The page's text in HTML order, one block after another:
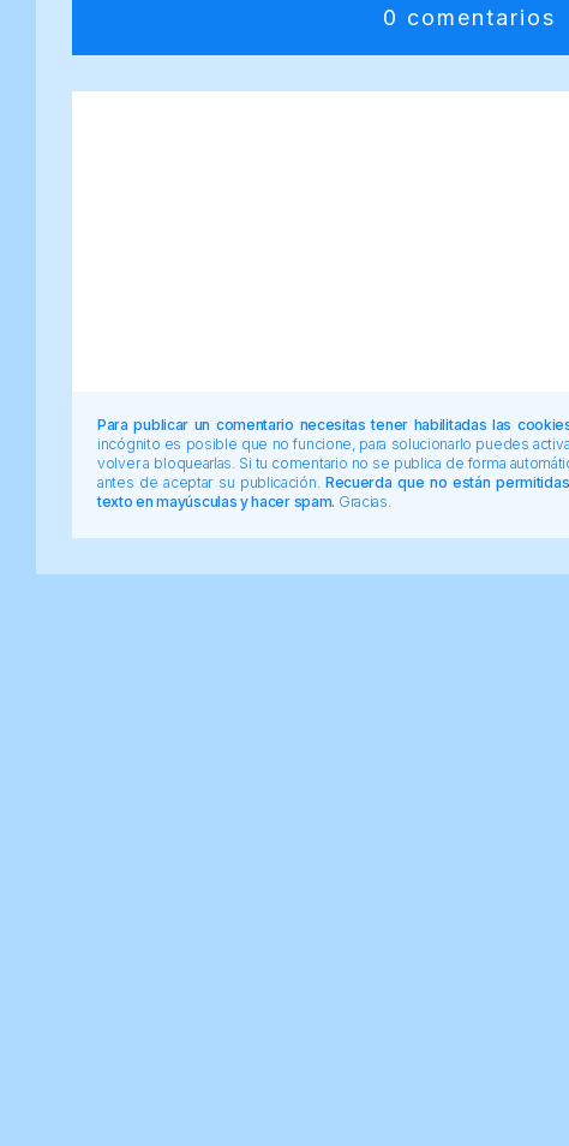
0 comentarios
Para publicar un comentario necesitas tener habilitadas las
incógnito es posible que no funcione, para solucionarlo puedes
volver a bloquearlas. Si tu comentario no se publica de forma
antes de aceptar su publicación. Recuerda que no están
texto en mayúsculas y hacer spam. Gracias.